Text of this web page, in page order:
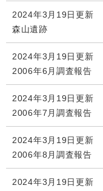
2024年3月19日更新
森山遺跡
2024年3月19日更新
2006年6月調査報告
2024年3月19日更新
2006年7月調査報告
2024年3月19日更新
2006年8月調査報告
2024年3月19日更新